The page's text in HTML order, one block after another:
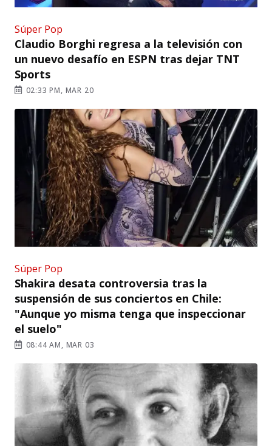
Súper Pop
Claudio Borghi regresa a la televisión con
un nuevo desafío en ESPN tras dejar TNT
Sports
02:33 PM, MAR 20
Súper Pop
Shakira desata controversia tras la
suspensión de sus conciertos en Chile:
"Aunque yo misma tenga que inspeccionar
el suelo"
08:44 AM, MAR 03